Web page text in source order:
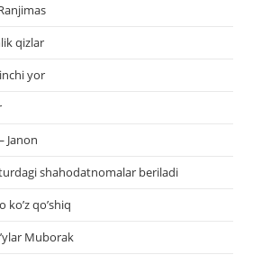
qizlar
yor
Janon
shahodatnomalar beriladi
qo’shiq
Muborak